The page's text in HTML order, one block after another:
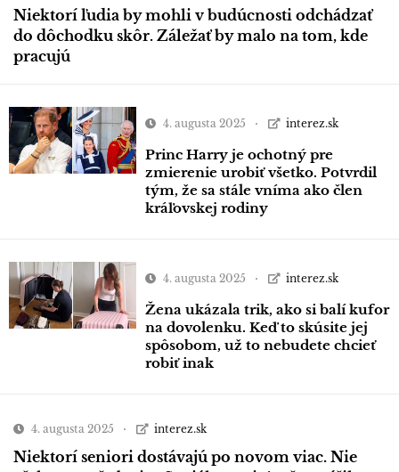
Niektorí ľudia by mohli v budúcnosti odchádzať
do dôchodku skôr. Záležať by malo na tom, kde
pracujú
4. augusta 2025 interez.sk
Princ Harry je ochotný pre
zmierenie urobiť všetko. Potvrdil
tým, že sa stále vníma ako člen
kráľovskej rodiny
4. augusta 2025 interez.sk
Žena ukázala trik, ako si balí kufor
na dovolenku. Keď to skúsite jej
spôsobom, už to nebudete chcieť
robiť inak
4. augusta 2025 interez.sk
Niektorí seniori dostávajú po novom viac. Nie